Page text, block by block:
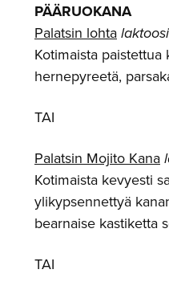
PÄÄRUOKANA
Palatsin lohta
Kotimaista
hernepyreetä,
TAI
Palatsin Mojito Kana
Kotimaista kevyesti
ylikypsennettyä
bearnaise kastiketta
TAI